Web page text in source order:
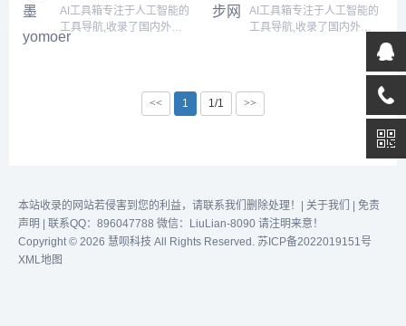
简历：在线简历引领者，带
给你不一样的...
10000名用户，吸引了众多
用户，成为市场上备受欢迎
效完成任务！...
效完成任务！...
AI工具箱专注于人工智能的
工具导航,收录了国内外
5000+个AI工具！为用户提
AI工具箱专注于人工智能的
工具导航,收录了国内外
供丰富的AI资源。帮助您加
入人工智能浪潮，自动化高
效完成任务！...
<<
1 1/1 >>
本站收录的网站若侵害到您的利益，请联系我们删除处理！| 关于我们
免责
声明 | 联系QQ：896047788 微信：LiuLian-8090 请注明来意！
Copyright © 2026 慧呗科技 All Rights Reserved. 苏ICP备2022019151号
XML地图